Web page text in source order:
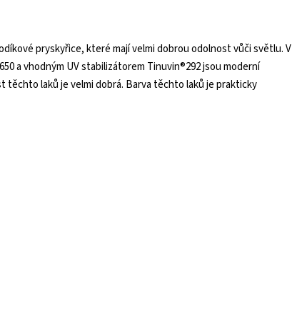
pryskyřice, které mají velmi dobrou odolnost vůči světlu. V
a vhodným UV stabilizátorem Tinuvin®292 jsou moderní
těchto laků je velmi dobrá. Barva těchto laků je prakticky